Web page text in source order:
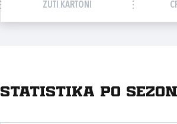
ŽUTI KARTONI
Statistika po